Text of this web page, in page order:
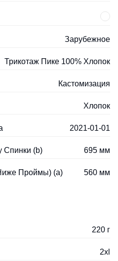
Зарубежное
Трикотаж Пике 100% Хлопок
Кастомизация
Хлопок
2021-01-01
Спинки (b) 695 мм
Проймы) (a) 560 мм
220 г
2xl